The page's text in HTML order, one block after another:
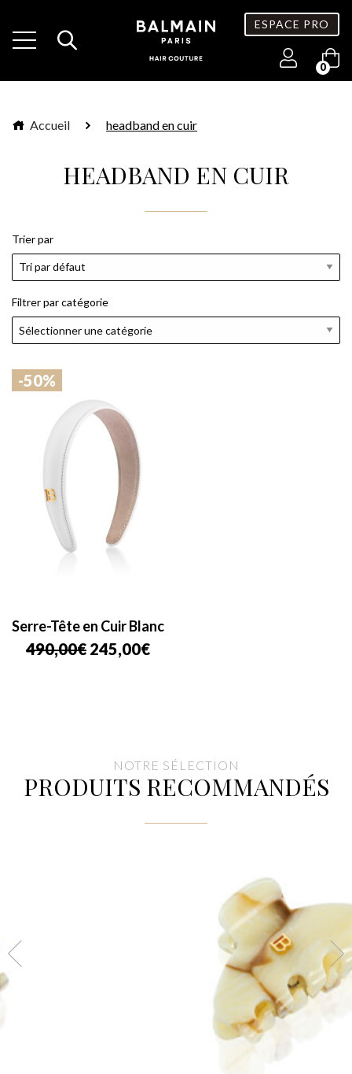
ESPACE PRO
0
Accueil headband en cuir
HEADBAND EN CUIR
Trier par
Filtrer par catégorie
-50%
Serre-Tête en Cuir Blanc
490,00€ Le
245,00€Le
NOTRE SÉLECTION
PRODUITS RECOMMANDÉS